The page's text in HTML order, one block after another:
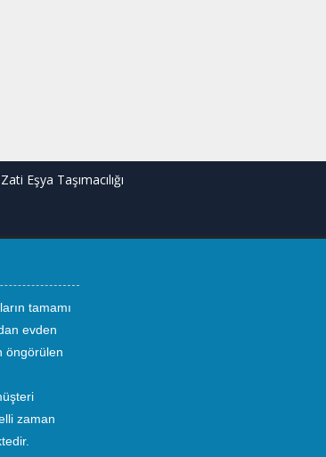
Zati Eşya Taşımacılığı
tamamı
evden
öngörülen
zaman